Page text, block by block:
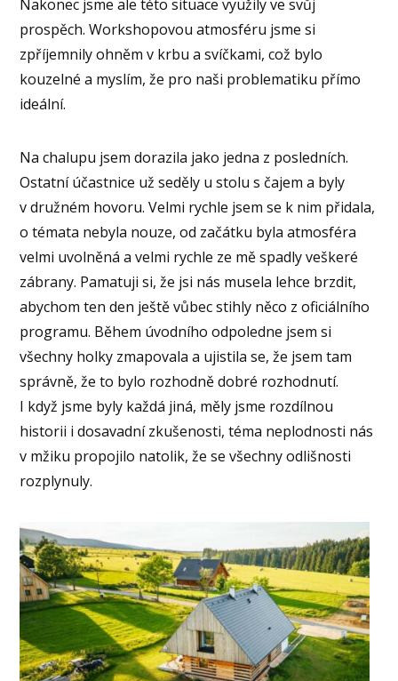
Nakonec jsme ale této situace využily ve svůj
prospěch. Workshopovou atmosféru jsme si
zpříjemnily ohněm v krbu a svíčkami, což bylo
kouzelné a myslím, že pro naši problematiku přímo
ideální.
Na chalupu jsem dorazila jako jedna z posledních.
Ostatní účastnice už seděly u stolu s čajem a byly
v družném hovoru. Velmi rychle jsem se k nim přidala,
o témata nebyla nouze, od začátku byla atmosféra
velmi uvolněná a velmi rychle ze mě spadly veškeré
zábrany. Pamatuji si, že jsi nás musela lehce brzdit,
abychom ten den ještě vůbec stihly něco z oficiálního
programu. Během úvodního odpoledne jsem si
všechny holky zmapovala a ujistila se, že jsem tam
správně, že to bylo rozhodně dobré rozhodnutí.
I když jsme byly každá jiná, měly jsme rozdílnou
historii i dosavadní zkušenosti, téma neplodnosti nás
v mžiku propojilo natolik, že se všechny odlišnosti
rozplynuly.